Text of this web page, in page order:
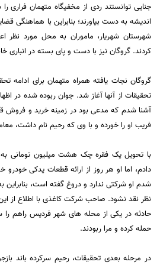
جنایی توانستند ردی از مخفیگاه متهمان فراری
اندیشه به دست بیاورند؛ بنابراین با هماهنگی
شهرستان شهریار، ماموران به محل مورد نظر
کردند. گروگان نیز با دست و پای بسته در انباری
گروگان نجات یافته همراه متهمان برای ادامه
تحقیقات از آنها آغاز شد. جوان ربوده شده در
آشنا شدم که مدعی بود در زمینه خرید و فروش
فریب او را خورده و با وی که رحیم نام داشت،
با تحویل یک فقره چک هشت میلیون تومانی به
دادم، اما او هر روز از ارائه قطعات یدکی
شدم او شرکتی ندارد و دروغ گفته است،
نظر نقد نشود. صاحب شرکت کاغذی با اطلاع از
حادثه در یکی از محله های شهر فردیس راهم
حمله کرده و مرا ربودند.
در مرحله بعدی تحقیقات، رحیم سرکرده باند